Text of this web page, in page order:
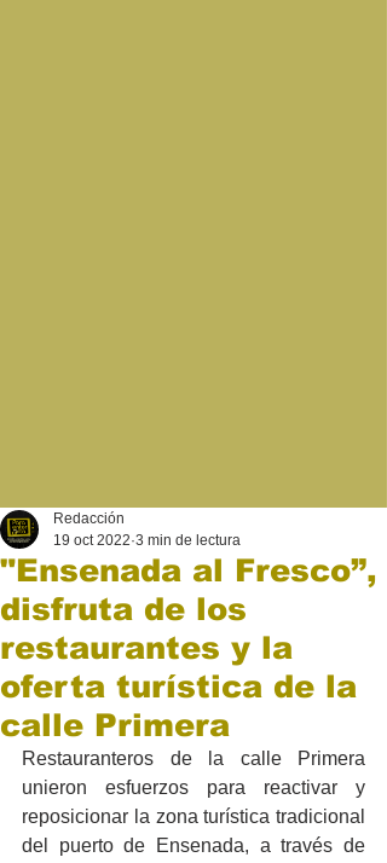
"Ensenada al Fresco”,
disfruta de los
restaurantes y la
oferta turística de la
calle Primera
Redacción
19 oct 2022 3 min de lectura
Restauranteros de la calle Primera
unieron esfuerzos para reactivar y
reposicionar la zona turística tradicional
del puerto de Ensenada, a través de